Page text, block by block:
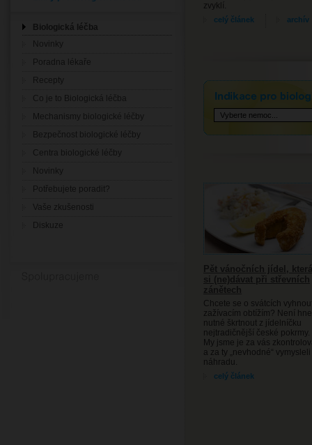
Biologická léčba
Novinky
Poradna lékaře
Recepty
Co je to Biologická léčba
Mechanismy biologické léčby
Bezpečnost biologické léčby
Centra biologické léčby
Novinky
Potřebujete poradit?
Vaše zkušenosti
Diskuze
zvyklí.
celý článek archív
Indikace pro
Pět vánočních jídel, která
si (ne)dávat při střevních
zánětech
Chcete se o svátcích
zažívacím obtížím? Není
nutné škrtnout z jídelníčku
nejtradičnější české pokrmy.
My jsme je za vás
a za ty „nevhodné“ vymysleli
náhradu.
celý článek